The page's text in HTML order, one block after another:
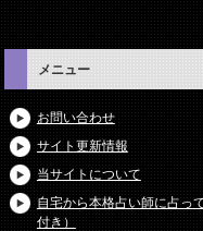
メニュー
お問い合わせ
サイト更新情報
当サイトについて
自宅から本格占い師に占っ
付き）